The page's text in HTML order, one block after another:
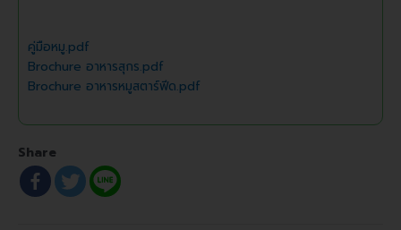
คู่มือหมู.pdf
Brochure อาหารสุกร.pdf
Brochure อาหารหมูสตาร์ฟีด.pdf
Share